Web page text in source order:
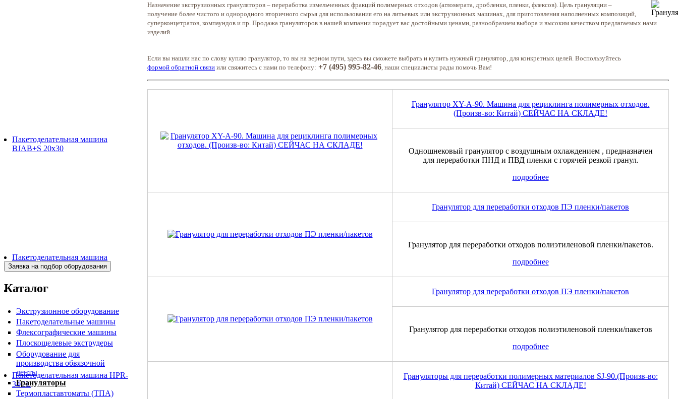
Пакетоделательная машина
BJAB+S 20x30
Пакетоделательная машина
BJAF+S 40*2M
Пакетоделательная машина HPR-
34CL
Каталог
Экструзионное оборудование
Пакетоделательные машины
Флексографические машины
Плоскощелевые экструдеры
Оборудование для
производства обвязочной
ленты
Грануляторы
Термопластавтоматы (ТПА)
Назначение экструзионных грануляторов – переработка измельченных фракций полимерных отходов (агломерата, дробленки, пленки, флексов). Цель грануляции –
получение более чистого и однородного вторичного сырья для использования его на литьевых или экструзионных машинах, для приготовления наполненных композиций,
суперконцетратов, компаундов и пр. Продажа грануляторов в нашей компании порадует вас достойными ценами, разнообразием выбора и высоким качеством предлагаемых нами
изделий.
Если вы нашли нас по слову куплю гранулятор, то вы на верном пути, здесь вы сможете выбрать и купить нужный гранулятор, для конкретных целей. Воспользуйтесь
формой обратной связи или свяжитесь с нами по телефону: +7 (495) 995-82-46 , наши специалисты рады помочь Вам!
Гранулятор XY-A-90. Машина для рециклинга полимерных отходов.
(Произв-во: Китай) СЕЙЧАС НА СКЛАДЕ!
Одношнековый гранулятор с воздушным охлаждением , предназначен
для переработки ПНД и ПВД пленки с горячей резкой гранул.
подробнее
Гранулятор для переработки отходов ПЭ пленки/пакетов
Гранулятор для переработки отходов полиэтиленовой пленки/пакетов.
подробнее
Гранулятор для переработки отходов ПЭ пленки/пакетов
Гранулятор для переработки отходов полиэтиленовой пленки/пакетов
подробнее
Грануляторы для переработки полимерных материалов SJ-90.(Произв-во:
Китай) СЕЙЧАС НА СКЛАДЕ!